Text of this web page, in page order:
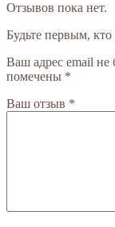
Отзывов пока нет.
Будьте первым,
Ваш адрес email не
помечены *
Ваш отзыв *